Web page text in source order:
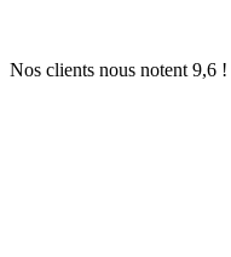
Nos clients nous notent 9,6 !